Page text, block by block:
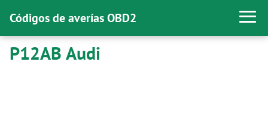
Códigos de averías OBD2
P12AB Audi